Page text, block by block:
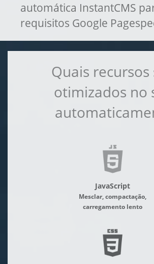
automática InstantCMS
requisitos Google
Quais recursos
otimizados no
JavaScript
Mesclar, compactação,
carregamento lento